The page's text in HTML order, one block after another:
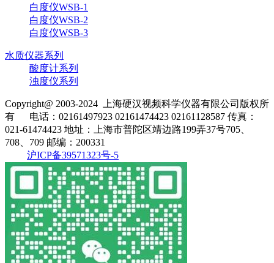
白度仪WSB-1
白度仪WSB-2
白度仪WSB-3
水质仪器系列
酸度计系列
浊度仪系列
Copyright@ 2003-2024 上海硬汉视频科学仪器有限公司 版权所
有 电话：02161497923 02161474423 02161128587 传真：
021-61474423 地址：上海市普陀区靖边路199弄37号705、
708、709 邮编：200331
沪ICP备39571323号-5